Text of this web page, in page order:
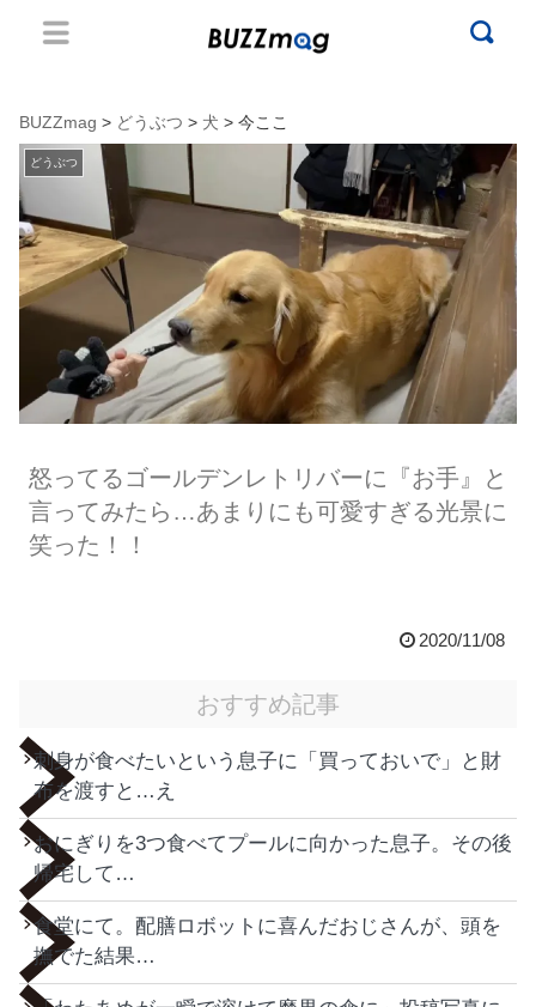
BUZZmag > どうぶつ > 犬 > 今ここ
どうぶつ
怒ってるゴールデンレトリバーに『お手』と
言ってみたら…あまりにも可愛すぎる光景に
笑った！！
2020/11/08
おすすめ記事
刺身が食べたいという息子に「買っておいで」と財
布を渡すと…え
おにぎりを3つ食べてプールに向かった息子。その後
帰宅して…
食堂にて。配膳ロボットに喜んだおじさんが、頭を
撫でた結果…